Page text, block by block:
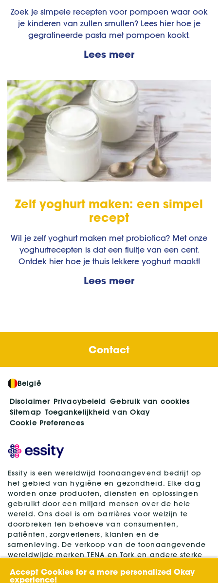
Zoek je simpele recepten voor pompoen waar ook
je kinderen van zullen smullen? Lees hier hoe je
gegratineerde pasta met pompoen kookt.
Lees meer
Zelf yoghurt maken: een simpel
recept
Wil je zelf yoghurt maken met probiotica? Met onze
yoghurtrecepten is dat een fluitje van een cent.
Ontdek hier hoe je thuis lekkere yoghurt maakt!
Lees meer
Contact
België
Disclaimer Privacybeleid Gebruik van cookies
Sitemap Toegankelijkheid van Okay
Cookie Preferences
Essity is een wereldwijd toonaangevend bedrijf op
het gebied van hygiëne en gezondheid. Elke dag
worden onze producten, diensten en oplossingen
gebruikt door een miljard mensen over de hele
wereld. Ons doel is om barrières voor welzijn te
doorbreken ten behoeve van consumenten,
patiënten, zorgverleners, klanten en de
samenleving. De verkoop van de toonaangevende
wereldwijde merken TENA en Tork en andere sterke
Leukoplast, Libero, Libresse, Lotus, Modibodi,
Accept Cookies for a more personalized Okay
experience!